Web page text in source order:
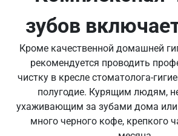
зубов
Кроме качественной домашней
рекомендуется проводить
чистку в кресле стоматолога-
полугодие. Курящим людям,
ухаживающим за зубами дома
много черного кофе, крепкого